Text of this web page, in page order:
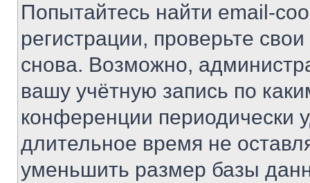
Попытайтесь найти email-
регистрации, проверьте
снова. Возможно,
вашу учётную запись по
конференции периодически
длительное время не
уменьшить размер базы